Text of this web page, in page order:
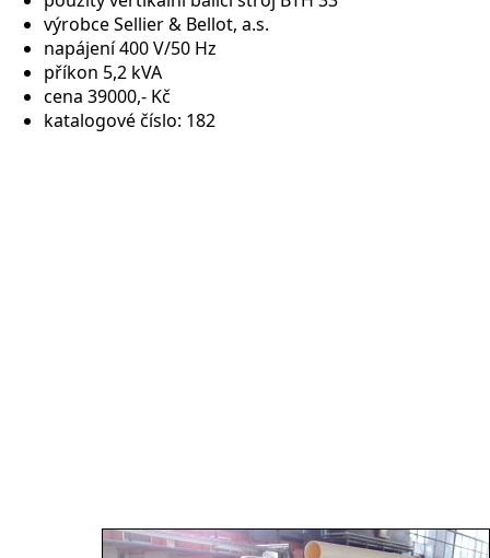
výrobce Sellier & Bellot, a.s.
napájení 400 V/50 Hz
příkon 5,2 kVA
cena 39000,- Kč
katalogové číslo: 182